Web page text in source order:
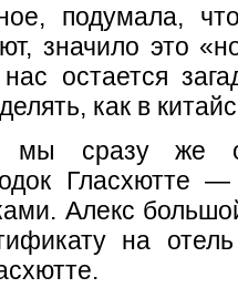
подумала,
значило это
остается
как в
мы сразу же
Гласхютте
Алекс
на